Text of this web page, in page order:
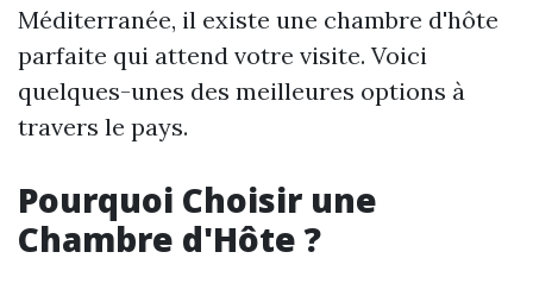
Méditerranée, il existe une chambre d'hôte
parfaite qui attend votre visite. Voici
quelques-unes des meilleures options à
travers le pays.
Pourquoi Choisir une
Chambre d'Hôte ?